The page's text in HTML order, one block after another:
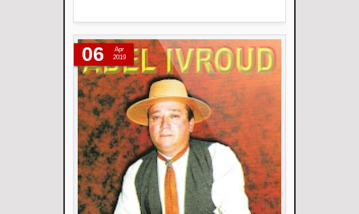
06
Apr
2019